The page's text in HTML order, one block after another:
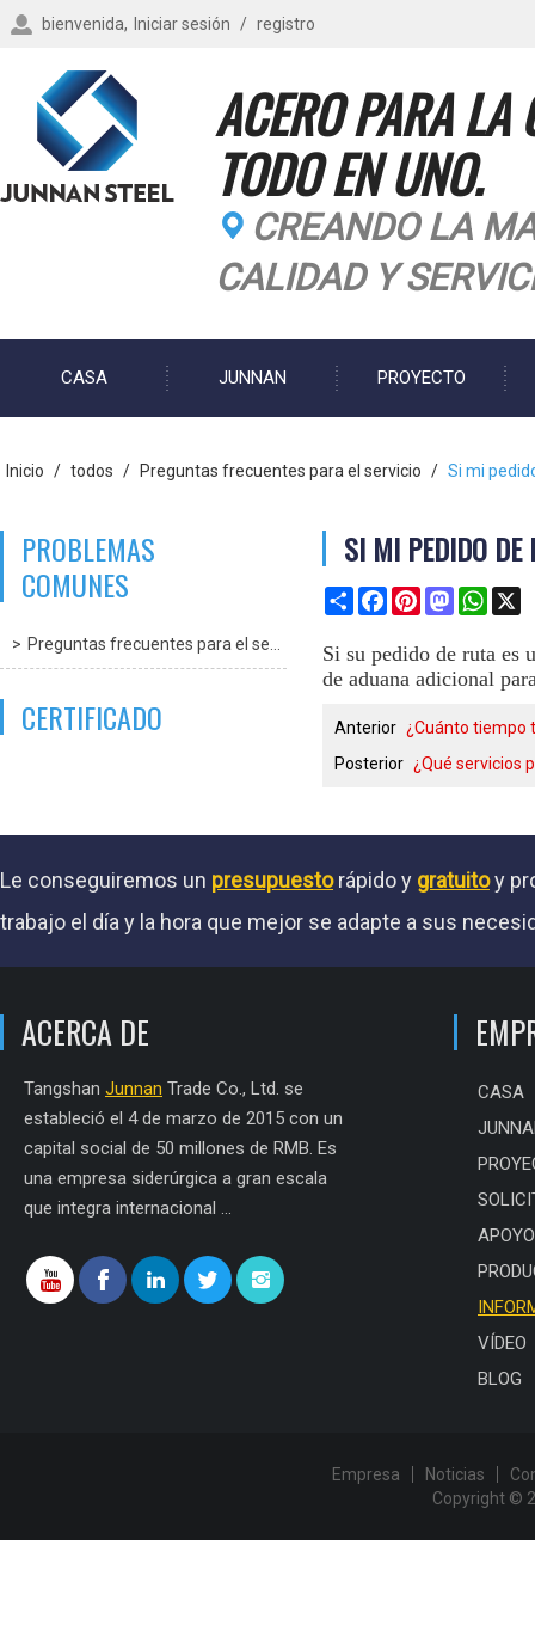
bienvenida, Iniciar sesión / registro
ACERO PARA LA
TODO EN UNO.
CREANDO LA
CALIDAD Y
CASA JUNNAN PROYECTO
Inicio / todos / Preguntas frecuentes para el servicio / Si mi
PROBLEMAS
COMUNES
Preguntas frecuentes para el servicio
CERTIFICADO
SI MI PEDIDO DE
ShareFacebookPinterestMastodon
Si su pedido de ruta es
de aduana adicional
Anterior ¿Cuánto tiempo
Posterior ¿Qué servicios
Le conseguiremos un presupuestorápido y gratuitoy
trabajo el día y la hora que mejor se adapte a sus
ACERCA DE
Tangshan Junnan Trade Co., Ltd. se
estableció el 4 de marzo de 2015 con un
capital social de 50 millones de RMB. Es
una empresa siderúrgica a gran escala
que integra internacional ...
CASA
APOYO
VÍDEO
BLOG
Empresa Noticias
Copyright ©